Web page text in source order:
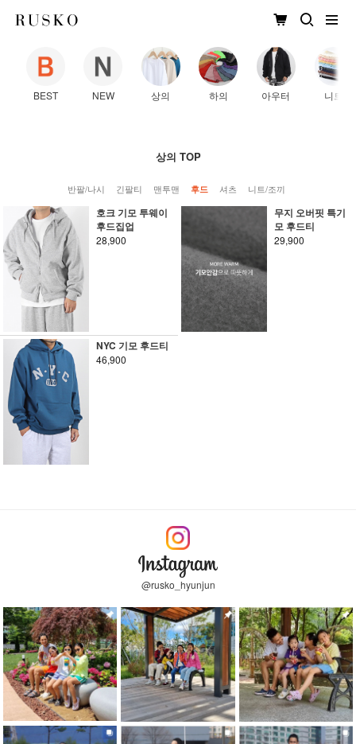
BEST NEW 상의 하의 아우터 니트
상의 TOP
반팔/나시 긴팔티 맨투맨 후드 셔츠 니트/조끼
호크 기모 투웨이
후드집업
28,900
무지 오버핏 특기
모 후드티
29,900
NYC 기모 후드티
46,900
@rusko_hyunjun